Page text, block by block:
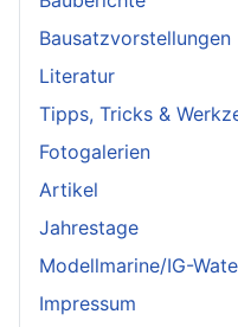
Bausatzvorstellungen
Literatur
Tipps, Tricks &
Fotogalerien
Artikel
Jahrestage
Modellmarine/IG-
Impressum